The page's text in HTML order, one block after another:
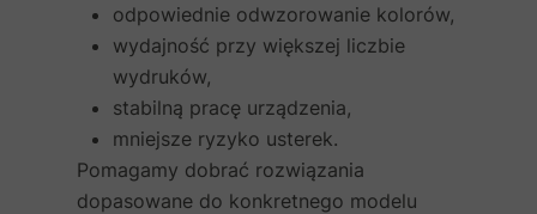
odpowiednie odwzorowanie kolorów,
wydajność przy większej liczbie
wydruków,
stabilną pracę urządzenia,
mniejsze ryzyko usterek.
Pomagamy dobrać rozwiązania
dopasowane do konkretnego modelu